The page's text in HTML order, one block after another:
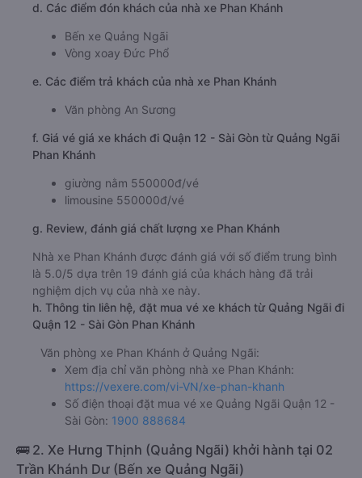
d. Các điểm đón khách của nhà xe Phan Khánh
Bến xe Quảng Ngãi
Vòng xoay Đức Phổ
e. Các điểm trả khách của nhà xe Phan Khánh
Văn phòng An Sương
f. Giá vé giá xe khách đi Quận 12 - Sài Gòn từ Quảng Ngãi
Phan Khánh
giường nằm 550000đ/vé
limousine 550000đ/vé
g. Review, đánh giá chất lượng xe Phan Khánh
Nhà xe Phan Khánh được đánh giá với số điểm trung bình
là 5.0/5 dựa trên 19 đánh giá của khách hàng đã trải
nghiệm dịch vụ của nhà xe này.
h. Thông tin liên hệ, đặt mua vé xe khách từ Quảng Ngãi đi
Quận 12 - Sài Gòn Phan Khánh
Văn phòng xe Phan Khánh ở Quảng Ngãi:
Xem địa chỉ văn phòng nhà xe Phan Khánh:
https://vexere.com/vi-VN/xe-phan-khanh
Số điện thoại đặt mua vé xe Quảng Ngãi Quận 12 -
Sài Gòn: 1900 888684
🚌 2. Xe Hưng Thịnh (Quảng Ngãi) khởi hành tại 02
Trần Khánh Dư (Bến xe Quảng Ngãi)